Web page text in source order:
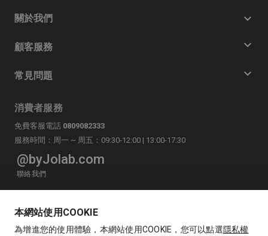
關於我們
顧客服務
常見問題
消費者服務
免費客服電話 0809082333
服務時間：周一 ~ 周五：09:30-12:00 | 13:00-17:30
@byJolab.com
聯絡我們
byJolab官方帳號
本網站使用COOKIE
為增進您的使用體驗，本網站使用COOKIE，您可以點選隱私權